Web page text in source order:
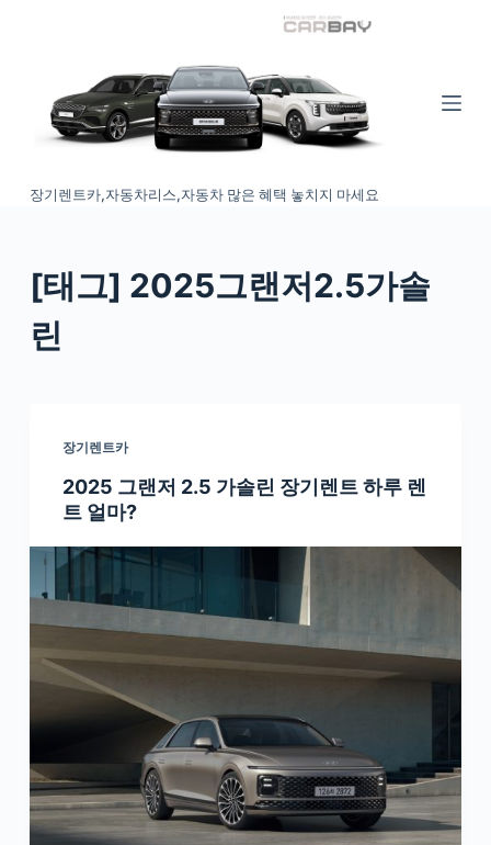
c장기렌트카,자동차리스,자동차 많은 혜택 놓치지 마세요
[태그] 2025그랜저2.5가솔
린
장기렌트카
2025 그랜저 2.5 가솔린 장기렌트 하루 렌
트 얼마?